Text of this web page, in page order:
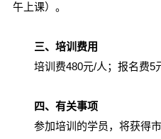
午上课）。
三、培训费用
培训费480元/人；报名费5元
四、有关事项
参加培训的学员，将获得市